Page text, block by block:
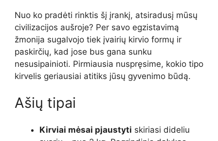
Nuo ko pradėti rinktis šį įrankį, atsiradusį mūsų
civilizacijos aušroje? Per savo egzistavimą
žmonija sugalvojo tiek įvairių kirvio formų ir
paskirčių, kad jose bus gana sunku
nesusipainioti. Pirmiausia nuspręsime, kokio tipo
kirvelis geriausiai atitiks jūsų gyvenimo būdą.
Ašių tipai
Kirviai mėsai pjaustyti skiriasi dideliu